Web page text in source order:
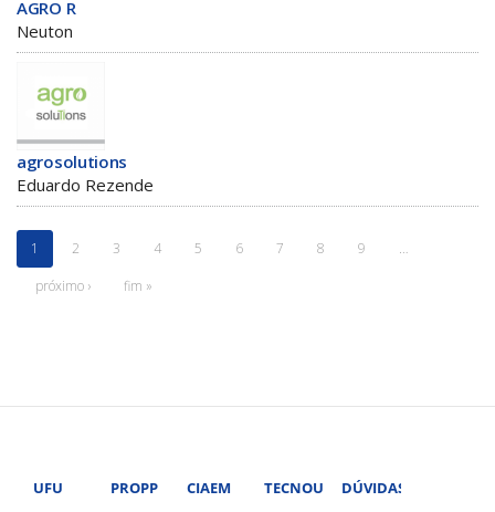
AGRO R
Neuton
agrosolutions
Eduardo Rezende
1 2 3 4 5 6 7 8 9
…
próximo ›
fim »
UFU
PROPP
CIAEM
TECNOUFU DÚVIDAS?